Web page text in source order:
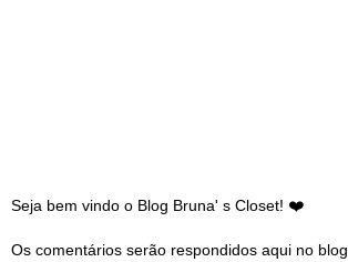
Seja bem vindo o Blog Bruna' s Closet! ❤️
Os comentários serão respondidos aqui no blog